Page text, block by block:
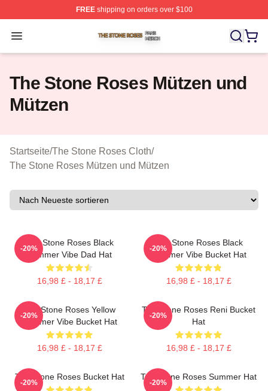
FREEshipping on orders over $100
Open menu
The Stone Roses Shop ⚡️ Officially Licensed The
The Stone Roses Mützen und
Mützen
Startseite/The Stone Roses Cloth/
The Stone Roses Mützen und Mützen
The Stone Roses Black
Summer Vibe Dad Hat
16,98 £ - 18,17 £
-20%
The Stone Roses Black
Summer Vibe Bucket Hat
16,98 £ - 18,17 £
-20%
The Stone Roses Yellow
Summer Vibe Bucket Hat
16,98 £ - 18,17 £
-20%
The Stone Roses Reni Bucket
Hat
16,98 £ - 18,17 £
-20%
The Stone Roses Bucket Hat
-20%
The Stone Roses Summer Hat
-20%